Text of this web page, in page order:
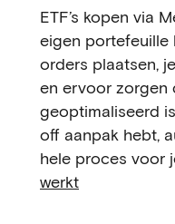
ETF’s kopen via
eigen portefeuille
orders plaatsen,
en ervoor zorgen
geoptimaliseerd
off aanpak hebt,
hele proces voor
werkt